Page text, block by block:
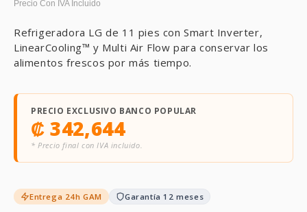
Refrigeradora LG de 11 pies con Smart Inverter,
LinearCooling™ y Multi Air Flow para conservar los
alimentos frescos por más tiempo.
PRECIO EXCLUSIVO BANCO POPULAR
₡ 342,644
* Precio final con IVA incluido.
Entrega 24h GAM Garantía 12 meses